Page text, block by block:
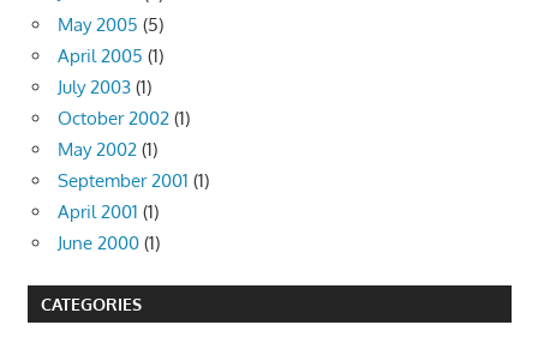
May 2005 (5)
April 2005 (1)
July 2003 (1)
October 2002 (1)
May 2002 (1)
September 2001 (1)
April 2001 (1)
June 2000 (1)
CATEGORIES